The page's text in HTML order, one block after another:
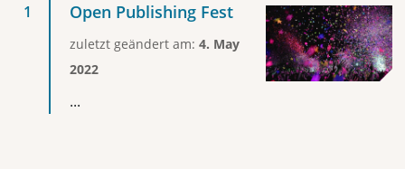
Open Publishing Fest
zuletzt geändert am: 4. May
2022
...